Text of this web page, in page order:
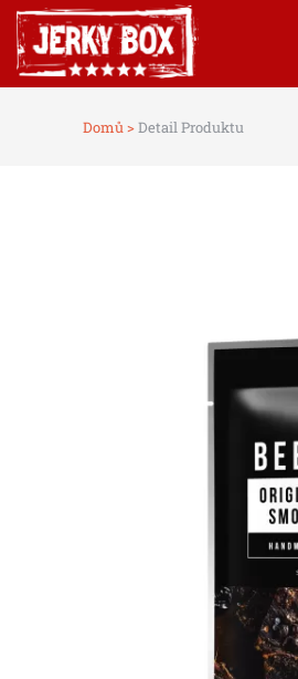
Domů >Detail Produktu